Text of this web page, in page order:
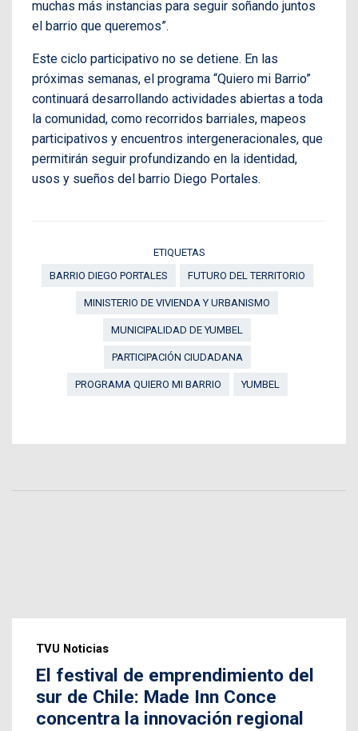
muchas más instancias para seguir soñando juntos
el barrio que queremos”.
Este ciclo participativo no se detiene. En las
próximas semanas, el programa “Quiero mi Barrio”
continuará desarrollando actividades abiertas a toda
la comunidad, como recorridos barriales, mapeos
participativos y encuentros intergeneracionales, que
permitirán seguir profundizando en la identidad,
usos y sueños del barrio Diego Portales.
ETIQUETAS
BARRIO DIEGO PORTALES
FUTURO DEL TERRITORIO
MINISTERIO DE VIVIENDA Y URBANISMO
MUNICIPALIDAD DE YUMBEL
PARTICIPACIÓN CIUDADANA
PROGRAMA QUIERO MI BARRIO YUMBEL
TVU Noticias
El festival de emprendimiento del
sur de Chile: Made Inn Conce
concentra la innovación regional